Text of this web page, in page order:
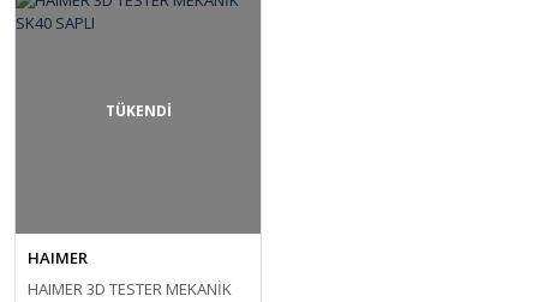
TÜKENDİ
HAIMER
HAIMER 3D TESTER MEKANİK